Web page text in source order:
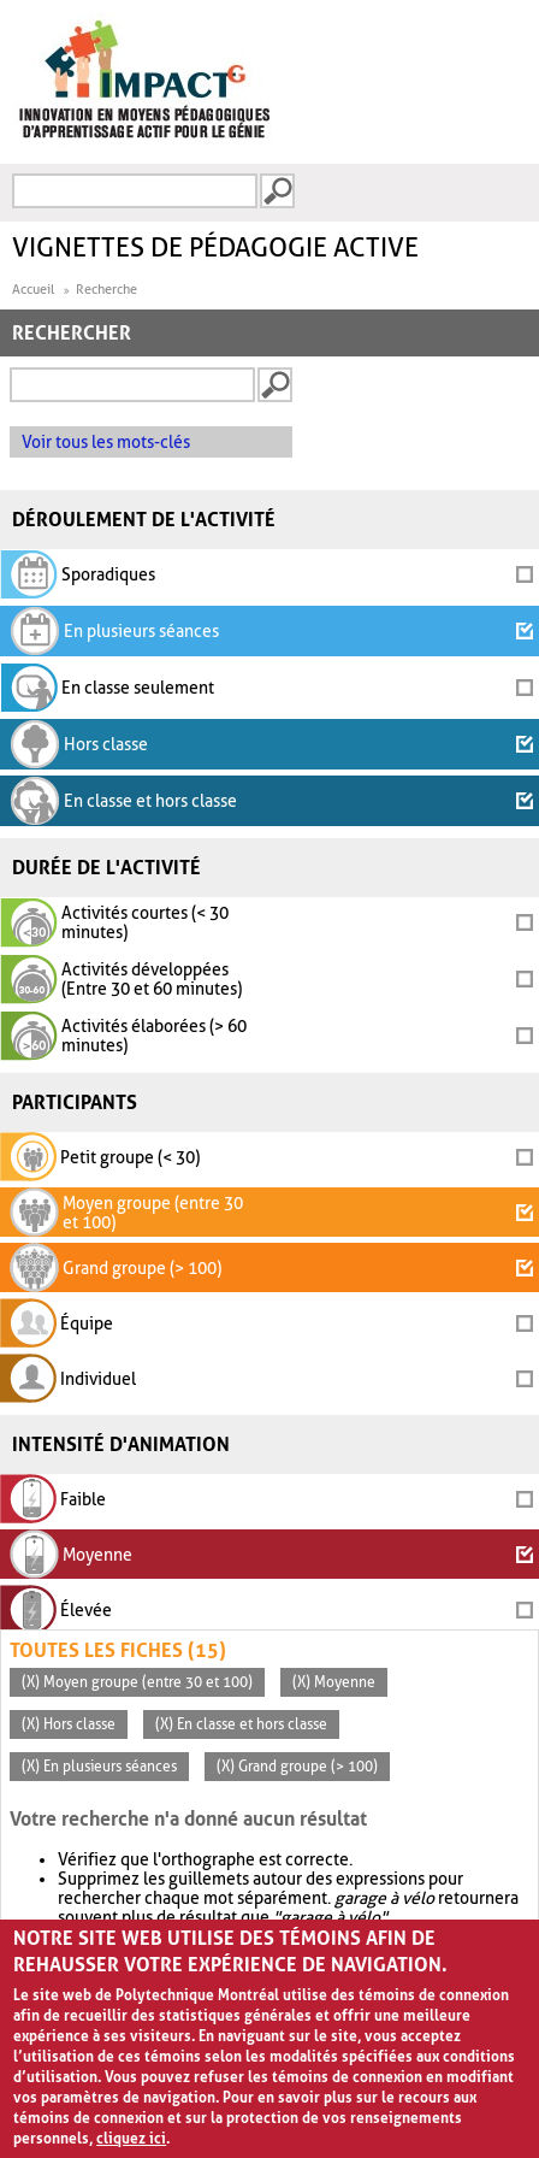
FORMULAIRE DE
VIGNETTES DE PÉDAGOGIE ACTIVE
Accueil Recherche
RECHERCHER
Voir tous les mots-clés
DÉROULEMENT DE L'ACTIVITÉ
Sporadiques
En plusieurs séances
En classe seulement
Hors classe
En classe et hors classe
DURÉE DE L'ACTIVITÉ
Activités courtes (< 30
minutes)
Activités développées
(Entre 30 et 60 minutes)
Activités élaborées (> 60
minutes)
PARTICIPANTS
Petit groupe (< 30)
Moyen groupe (entre 30
et 100)
Grand groupe (> 100)
Équipe
Individuel
INTENSITÉ D'ANIMATION
Faible
Moyenne
Élevée
TOUTES LES FICHES (15)
(X) Moyen groupe (entre 30 et 100) (X) Moyenne
(X) Hors classe (X) En classe et hors classe
(X) En plusieurs séances (X) Grand groupe (> 100)
Votre recherche n'a donné aucun résultat
Vérifiez que l'orthographe est correcte.
Supprimez les guillemets autour des expressions pour
rechercher chaque mot séparément. garage à véloretournera
souvent plus de résultat que"garage à vélo".
Envisagez d'élargir votre recherche avec OR.garage OR vélo
retournera souvent plus de résultat quegarage à vélo
NOTRE SITE WEB UTILISE DES TÉMOINS AFIN DE
REHAUSSER VOTRE EXPÉRIENCE DE NAVIGATION.
Le site web de Polytechnique Montréal utilise des témoins de connexion
afin de recueillir des statistiques générales et offrir une meilleure
expérience à ses visiteurs. En naviguant sur le site, vous acceptez
l’utilisation de ces témoins selon les modalités spécifiées aux conditions
d’utilisation. Vous pouvez refuser les témoins de connexion en modifiant
vos paramètres de navigation. Pour en savoir plus sur le recours aux
témoins de connexion et sur la protection de vos renseignements
personnels,cliquez ici.